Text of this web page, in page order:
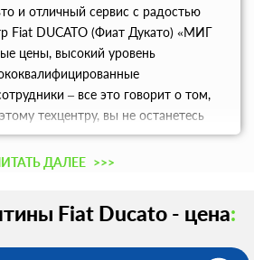
и отличный сервис с радостью
Fiat DUCATO (Фиат Дукато) «МИГ
цены, высокий уровень
– все это говорит о том,
техцентру, вы не останетесь
ДАЛЕЕ >>>
Fiat Ducato - цена: